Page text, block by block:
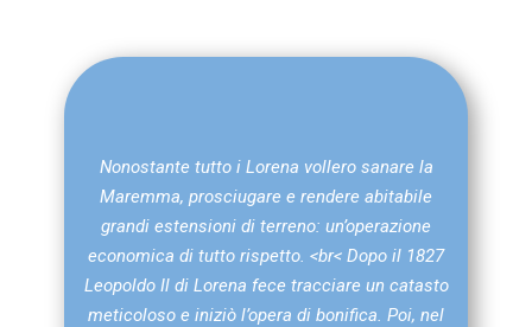
Nonostante tutto i Lorena vollero sanare la
Maremma, prosciugare e rendere abitabile
grandi estensioni di terreno: un’operazione
economica di tutto rispetto. <br< Dopo il 1827
Leopoldo Il di Lorena fece tracciare un catasto
meticoloso e iniziò l’opera di bonifica. Poi, nel